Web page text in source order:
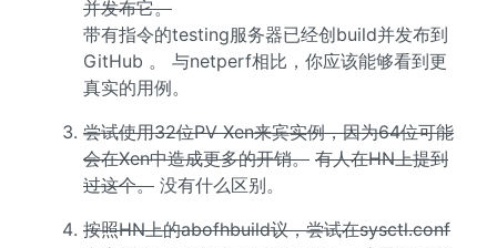
并发布它。
带有指令的testing服务器已经创build并发布到
GitHub 。 与netperf相比，你应该能够看到更
真实的用例。
尝试使用32位PV Xen来宾实例，因为64位可能
会在Xen中造成更多的开销。 有人在HN上提到
过这个。 没有什么区别。
按照HN上的abofhbuild议，尝试在sysctl.conf